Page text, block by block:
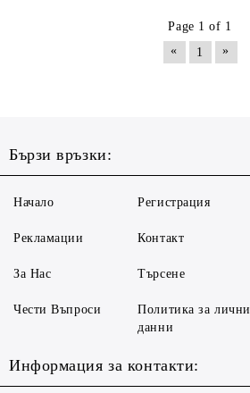
Page 1 of 1
«
1 »
Бързи връзки:
Начало
Рекламации
За Нас
Чести Въпроси
Регистрация
Контакт
Търсене
Политика за лични
данни
Информация за контакти: